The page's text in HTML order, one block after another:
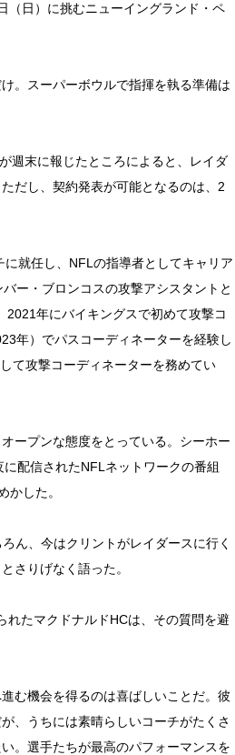
（日）に挑むニューイングランド・ペ
。スーパーボウルで指揮を執る準備は
週末に報じたところによると、レイダ
だし、契約発表が可能となるのは、2
就任し、NFLの指導者としてキャリア
ー・ブロンコスの攻撃アシスタントと
2021年にバイキングスで初めて攻撃コ
年）でパスコーディネーターを経験し
て攻撃コーディネーターを務めてい
ープンな態度をとっている。シーホー
配信されたNFLネットワークの番組
かした。
ん、今はクリントがレイダースに行く
さりげなく語った。
れたマクドナルドHCは、その質問を避
む機会を得るのは喜ばしいことだ。彼
、うちには素晴らしいコーチがたくさ
。選手たちが最高のパフォーマンスを